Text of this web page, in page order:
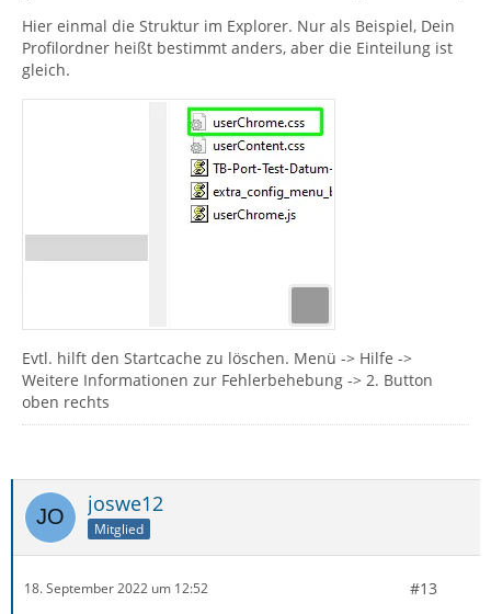
Hier einmal die Struktur im Explorer. Nur als Beispiel, Dein
Profilordner heißt bestimmt anders, aber die Einteilung ist
gleich.
Evtl. hilft den Startcache zu löschen. Menü -> Hilfe ->
Weitere Informationen zur Fehlerbehebung -> 2. Button
oben rechts
joswe12
Mitglied
18. September 2022 um 12:52 #13